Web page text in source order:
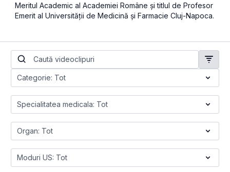
Meritul Academic al Academiei Române şi titlul de Profesor
Emerit al Universităţii de Medicină şi Farmacie Cluj-Napoca.